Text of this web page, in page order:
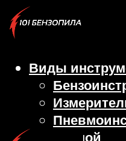
Виды
Ручной